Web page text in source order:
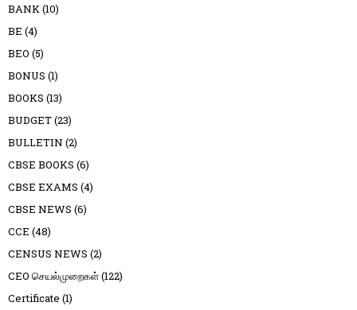
BANK (10)
BE (4)
BEO (5)
BONUS (1)
BOOKS (13)
BUDGET(23)
BULLETIN (2)
CBSE BOOKS (6)
CBSE EXAMS (4)
CBSE NEWS (6)
CCE (48)
CENSUS NEWS (2)
CEO செயல்முறைகள்(122)
Certificate (1)